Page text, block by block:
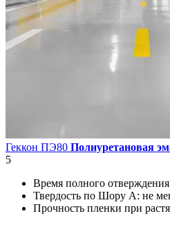
Геккон ПЭ80 Полиуретановая
5
Время полного
Твердость по Шору А: не
Прочность пленки при